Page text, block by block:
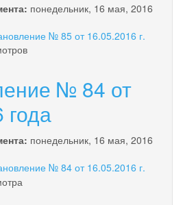
понедельник, 16 мая, 2016
№ 85 от 16.05.2016 г.
№ 84 от
года
понедельник, 16 мая, 2016
№ 84 от 16.05.2016 г.